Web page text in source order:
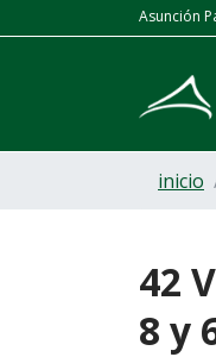
Asunción
| Compra:
inicio
42
8 y